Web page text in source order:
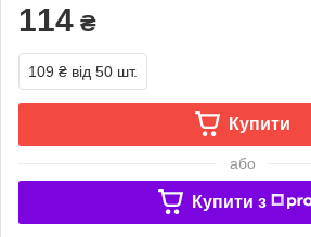
114 ₴
109 ₴ від 50 шт.
Купити
або
Купити з